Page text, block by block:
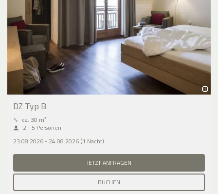
DZ Typ B
⤡ ca. 30 m²
2 - 5 Personen
23.08.2026 - 24.08.2026 (1 Nacht)
JETZT ANFRAGEN
BUCHEN